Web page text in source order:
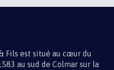
Fils est situé au cœur du
au sud de Colmar sur la